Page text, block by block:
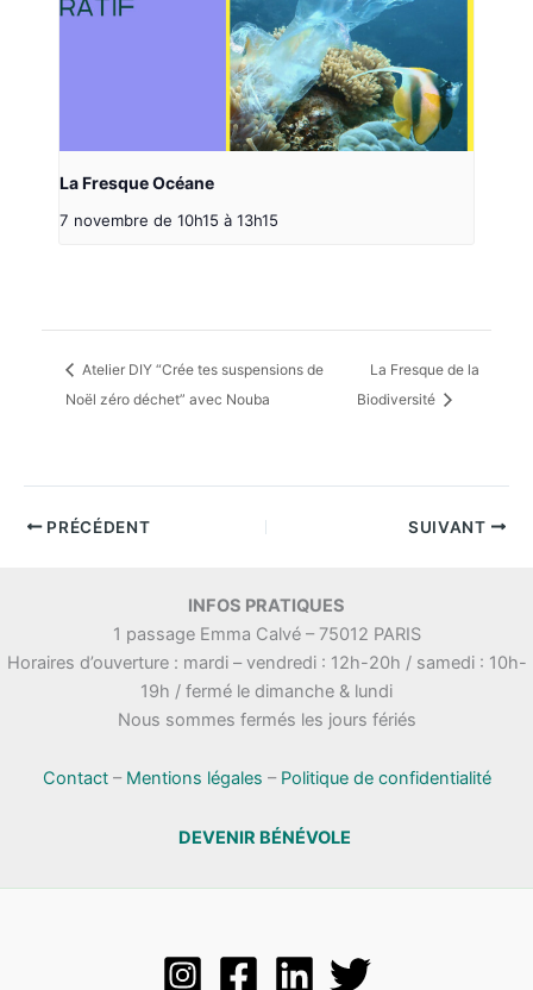
La Fresque Océane
7 novembre de 10h15 à 13h15
Atelier DIY “Crée tes suspensions de
Noël zéro déchet” avec Nouba
La Fresque de la
Biodiversité
PRÉCÉDENT SUIVANT
INFOS PRATIQUES
1 passage Emma Calvé – 75012 PARIS
Horaires d’ouverture : mardi – vendredi : 12h-20h / samedi : 10h-
19h / fermé le dimanche & lundi
Nous sommes fermés les jours fériés
Contact– Mentions légales – Politique de confidentialité
DEVENIR BÉNÉVOLE